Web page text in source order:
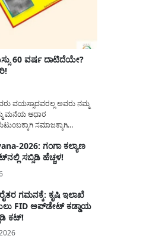
60 ವರ್ಷ ದಾಟಿದೆಯೇ?
ವಯಸ್ಸಾದವರಲ್ಲ ಅವರು ನಮ್ಮ
ಮನೆಯ ಆಧಾರ
ಸಮಾಜಕ್ಕಾಗಿ
ಕನಸಾಗಿರುತ್ತದೆ ಆದ್ದರಿಂದ
2026: ಗಂಗಾ ಕಲ್ಯಾಣ
ಸಬ್ಸಿಡಿ ಹೆಚ್ಚಳ!
ಗಮನಕ್ಕೆ: ಕೃಷಿ ಇಲಾಖೆ
FID ಅಪ್‌ಡೇಟ್ ಕಡ್ಡಾಯ
ಕಟ್!